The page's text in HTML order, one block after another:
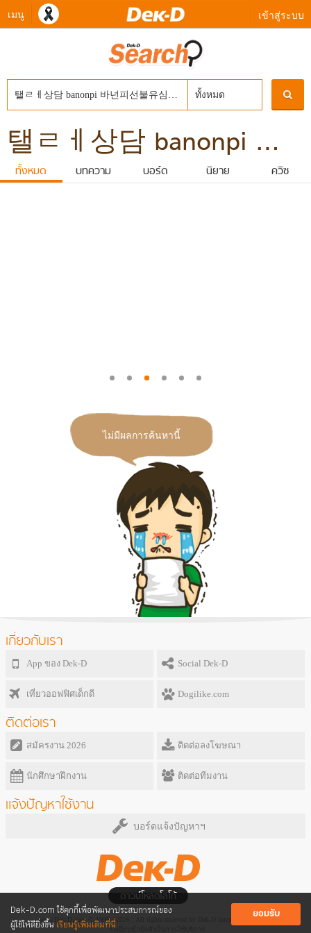
เมนู เข้าสู่ระบบ
Dek-D.com ใช้คุกกี้เพื่อพัฒนาประสบการณ์ของ
ผู้ใช้ให้ดียิ่งขึ้น เรียนรู้เพิ่มเติมที่นี่
ยอมรับ
ทั้งหมด
탤ㄹㅔ상담 banonpi 바넌피선불유심내구제 달림폰가격 무직자통신연체자대출 칠곡군장기연체자비대면소액급전대출 모바일소액의결제현금화
ทั้งหมด บทความ บอร์ด นิยาย ควิซ
ไม่มีผลการค้นหานี้
เกี่ยวกับเรา
App ของ Dek-D Social Dek-D
เที่ยวออฟฟิศเด็กดี Dogilike.com
ติดต่อเรา
สมัครงาน 2026 ติดต่อลงโฆษณา
นักศึกษาฝึกงาน ติดต่อทีมงาน
แจ้งปัญหาใช้งาน
บอร์ดแจ้งปัญหาฯ
ดาวน์โหลดโลโก้
www.Dek-D.com © 1999 - 2026 ; All rights reserved by Dek-D Interactive Co.,Ltd.
ระเบียบข้อบังคับในการใช้บริการ